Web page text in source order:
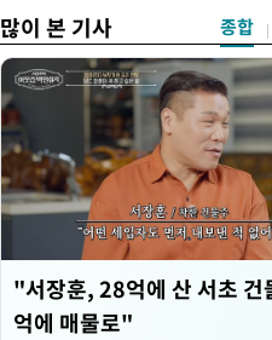
많이 본 기사 종합
"서장훈, 28억에 산 서초
억에 매물로"